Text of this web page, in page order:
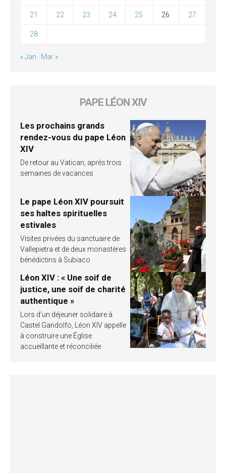
21 22 23 24 25 26 27
28
« Jan Mar »
PAPE LÉON XIV
Les prochains grands
rendez-vous du pape Léon
XIV
De retour au Vatican, après trois
semaines de vacances
Le pape Léon XIV poursuit
ses haltes spirituelles
estivales
Visites privées du sanctuaire de
Vallepietra et de deux monastères
bénédictins à Subiaco
Léon XIV : « Une soif de
justice, une soif de charité
authentique »
Lors d’un déjeuner solidaire à
Castel Gandolfo, Léon XIV appelle
à construire une Église
accueillante et réconciliée